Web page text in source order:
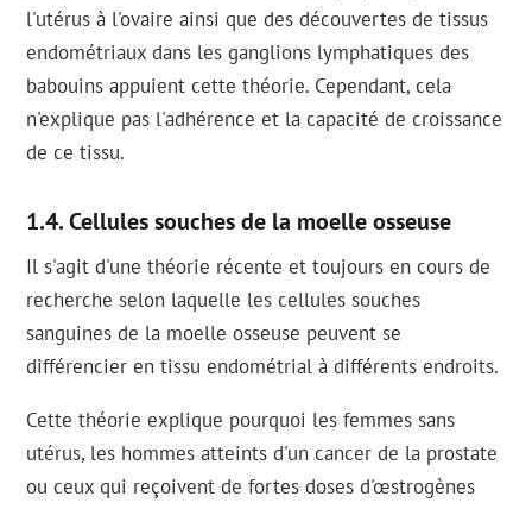
l'utérus à l'ovaire ainsi que des découvertes de tissus
endométriaux dans les ganglions lymphatiques des
babouins appuient cette théorie. Cependant, cela
n'explique pas l'adhérence et la capacité de croissance
de ce tissu.
Cellules souches de la moelle osseuse
Il s'agit d'une théorie récente et toujours en cours de
recherche selon laquelle les cellules souches
sanguines de la moelle osseuse peuvent se
différencier en tissu endométrial à différents endroits.
Cette théorie explique pourquoi les femmes sans
utérus, les hommes atteints d'un cancer de la prostate
ou ceux qui reçoivent de fortes doses d'œstrogènes